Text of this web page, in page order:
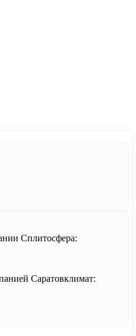
Сплитосфера:
Саратовклимат: